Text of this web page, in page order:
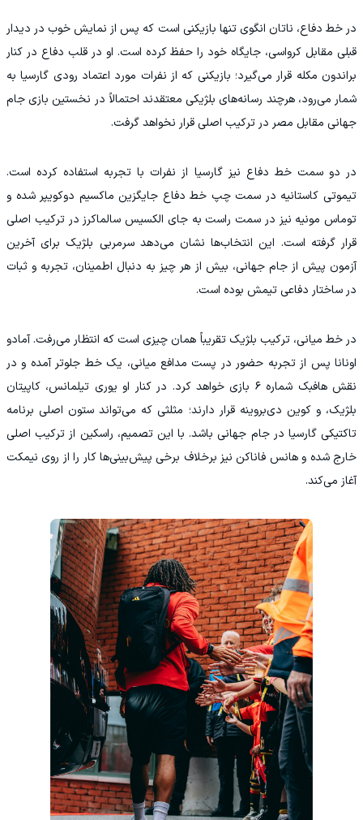
در خط دفاع، ناتان انگوی تنها بازیکنی است که پس از نمایش خوب در دیدار
قبلی مقابل کرواسی، جایگاه خود را حفظ کرده است. او در قلب دفاع در کنار
براندون مکله قرار می‌گیرد؛ بازیکنی که از نفرات مورد اعتماد رودی گارسیا به
شمار می‌رود، هرچند رسانه‌های بلژیکی معتقدند احتمالاً در نخستین بازی جام
جهانی مقابل مصر در ترکیب اصلی قرار نخواهد گرفت.
در دو سمت خط دفاع نیز گارسیا از نفرات با تجربه استفاده کرده است.
تیموتی کاستانیه در سمت چپ خط دفاع جایگزین ماکسیم دوکویپر شده و
توماس مونیه نیز در سمت راست به جای الکسیس سالماکرز در ترکیب اصلی
قرار گرفته است. این انتخاب‌ها نشان می‌دهد سرمربی بلژیک برای آخرین
آزمون پیش از جام جهانی، بیش از هر چیز به دنبال اطمینان، تجربه و ثبات
در ساختار دفاعی تیمش بوده است.
در خط میانی، ترکیب بلژیک تقریباً همان چیزی است که انتظار می‌رفت. آمادو
اونانا پس از تجربه حضور در پست مدافع میانی، یک خط جلوتر آمده و در
نقش هافبک شماره ۶ بازی خواهد کرد. در کنار او یوری تیلمانس، کاپیتان
بلژیک، و کوین دی‌بروینه قرار دارند؛ مثلثی که می‌تواند ستون اصلی برنامه
تاکتیکی گارسیا در جام جهانی باشد. با این تصمیم، راسکین از ترکیب اصلی
خارج شده و هانس فاناکن نیز برخلاف برخی پیش‌بینی‌ها کار را از روی نیمکت
آغاز می‌کند.